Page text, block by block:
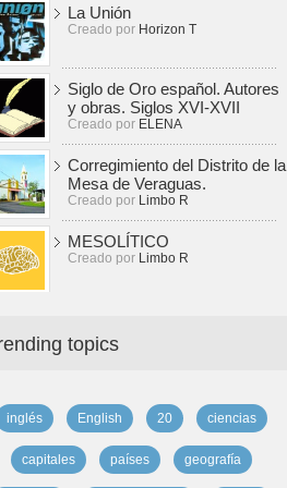
La Unión
Creado por Horizon T
Siglo de Oro español. Autores
y obras. Siglos XVI-XVII
Creado por ELENA
Corregimiento del Distrito de la
Mesa de Veraguas.
Creado por Limbo R
MESOLÍTICO
Creado por Limbo R
topics
inglés English 20 ciencias
capitales países geografía